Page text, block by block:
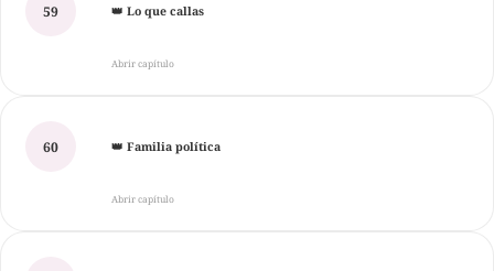
59 👑 Lo que callas
Abrir capítulo
60 👑 Familia política
Abrir capítulo